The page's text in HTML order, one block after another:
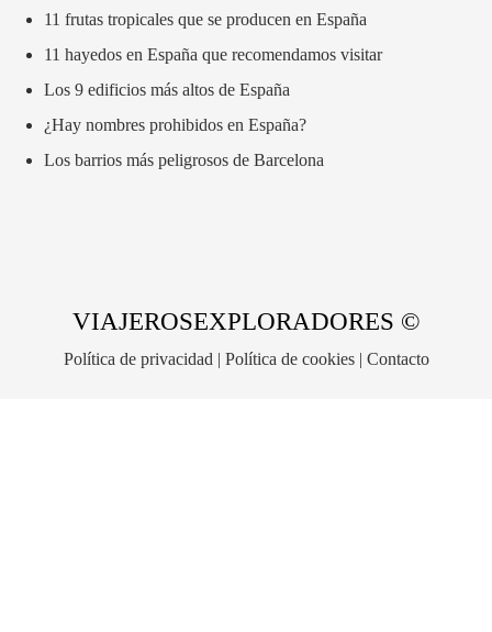
11 frutas tropicales que se producen en España
11 hayedos en España que recomendamos visitar
Los 9 edificios más altos de España
¿Hay nombres prohibidos en España?
Los barrios más peligrosos de Barcelona
VIAJEROSEXPLORADORES ©
Política de privacidad | Política de cookies| Contacto